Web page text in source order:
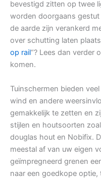
bevestigd zitten op twee
worden doorgaans
de aarde zijn verankerd
over schutting laten
op rail“? Lees dan verder
komen.
Tuinschermen bieden
wind en andere
gemakkelijk te zetten en
stijlen en houtsoorten
douglas hout en Nobifix.
meestal af van uw eigen
geïmpregneerd grenen
naar een goedkope